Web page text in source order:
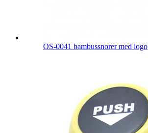
OS-0041 bambussnorer med logo